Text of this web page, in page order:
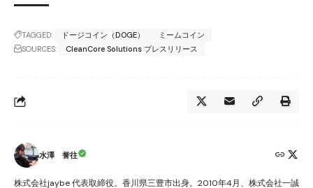
TAGGED: ドージコイン（DOGE）
ミームコイン
SOURCES:
CleanCore Solutions プレスリリース
水澤 誉往
株式会社jaybe 代表取締役。香川県三豊市出身。2010年4月、株式会社一誠